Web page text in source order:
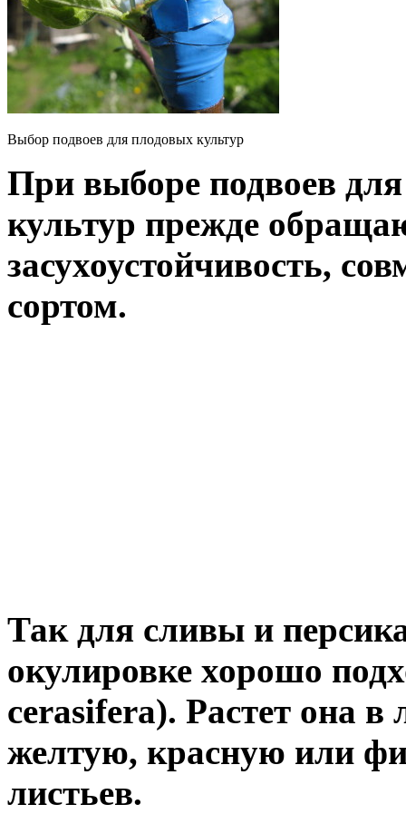
Выбор подвоев для плодовых культур
При выборе подвоев
культур прежде
засухоустойчивость,
сортом.
Так для сливы и
окулировке хорошо
cerasifera). Растет она в
желтую, красную или
листьев.